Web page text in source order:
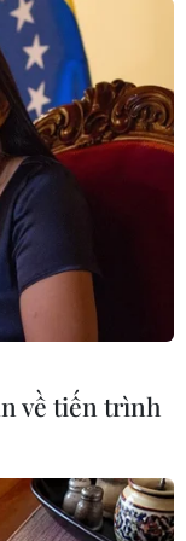
May
Âu
tức thời sự
về tiến trình